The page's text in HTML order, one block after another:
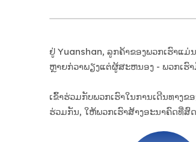
ຢູ່ Yuanshan, ລູກຄ້າຂອງພວກເຮົາແມ່
ຫຼາຍກ່ວາພຽງແຕ່ຜູ້ສະຫນອງ - ພວກເຮົ
ເຂົ້າຮ່ວມກັບພວກເຮົາໃນການເດີນທາງ
ຮ່ວມກັນ, ໃຫ້ພວກເຮົາສ້າງອະນາຄົດທີ່ສົ